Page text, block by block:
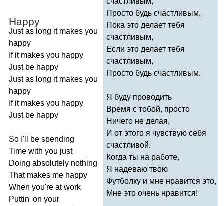
Happy
Just as long it makes you
happy
If it makes you happy
Just be happy
Just as long it makes you
happy
If it makes you happy
Just be happy
So I'll be spending
Time with you just
Doing absolutely nothing
That makes me happy
When you're at work
Puttin' on your
Просто будь счастливым,
Пока это делает тебя
счастливым,
Если это делает тебя
счастливым,
Просто будь счастливым.
Я буду проводить
Время с тобой, просто
Ничего не делая,
И от этого я чувствую себя
счастливой.
Когда ты на работе,
Я надеваю твою
Футболку и мне нравится это,
Мне это очень нравится!